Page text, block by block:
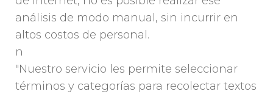
análisis de modo manual, sin incurrir en
altos costos de personal.
n
"Nuestro servicio les permite seleccionar
términos y categorías para recolectar textos